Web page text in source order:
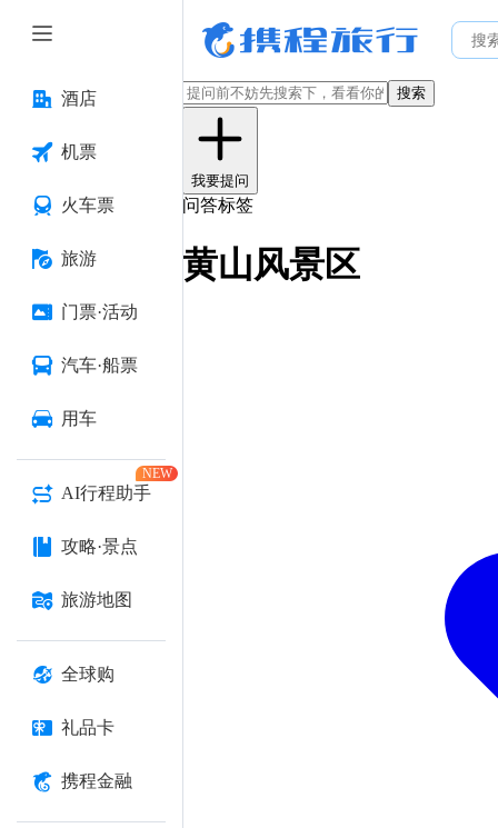
酒店
机票
火车票
旅游
门票·活动
汽车·船票
用车
AI行程助手
NEW
攻略·景点
旅游地图
全球购
礼品卡
携程金融
搜索
我要提问
问答标签
黄山风景区